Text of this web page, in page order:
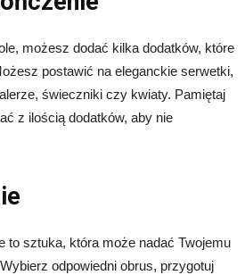
możesz dodać kilka dodatków, które
postawić na eleganckie serwetki,
świeczniki czy kwiaty. Pamiętaj
z ilością dodatków, aby nie
to sztuka, która może nadać Twojemu
odpowiedni obrus, przygotuj